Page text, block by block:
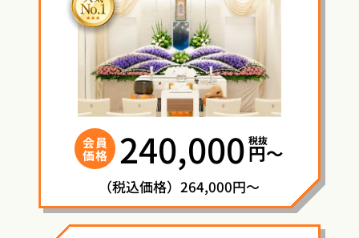
会員
価格 240,000 税抜
円〜
（税込価格）264,000円～